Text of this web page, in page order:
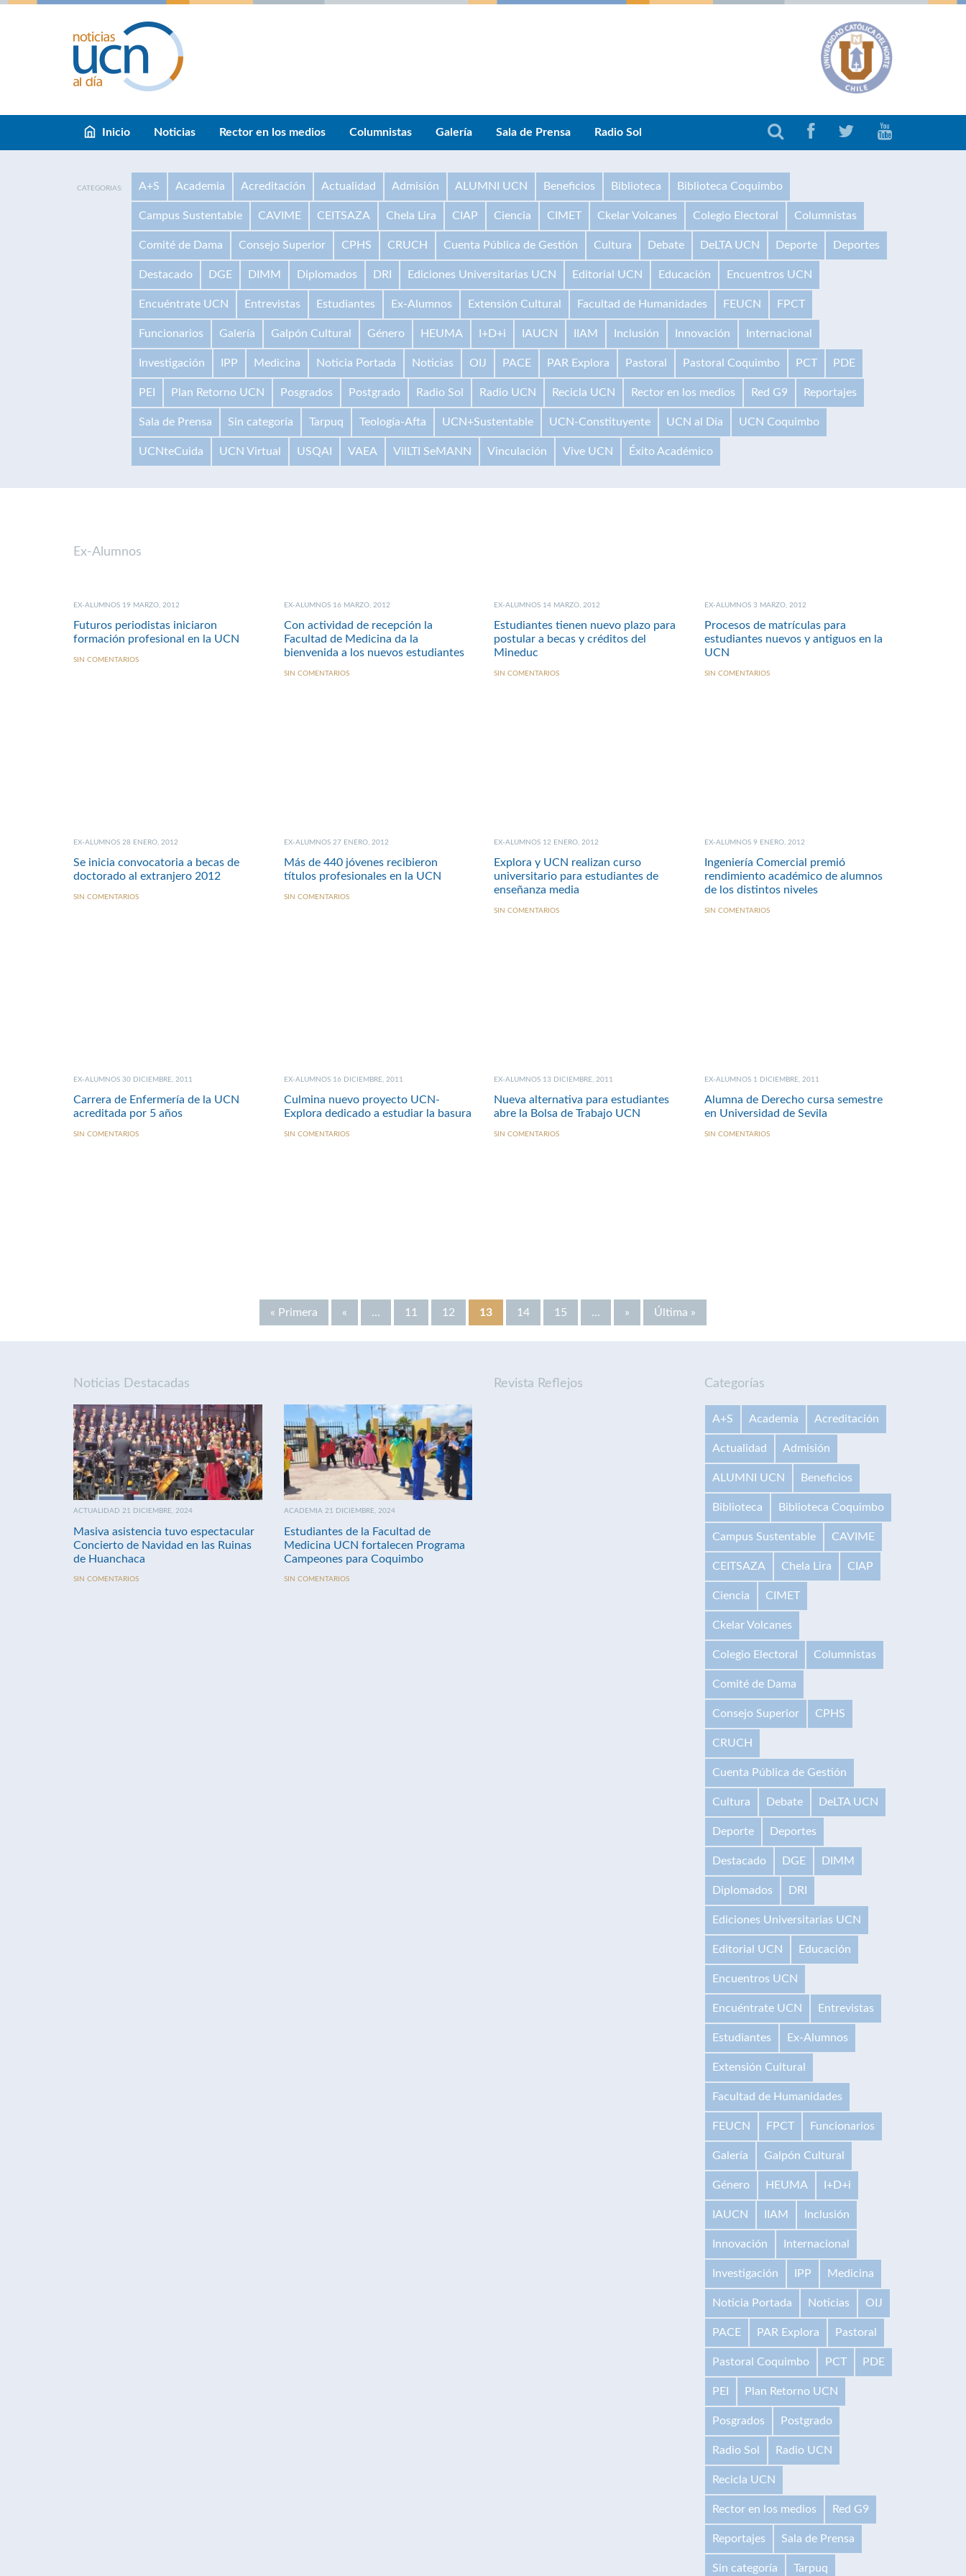
Inicio Noticias Rector en los medios Columnistas Galería Sala de Prensa Radio Sol
CATEGORIAS: A+S Academia Acreditación Actualidad Admisión ALUMNI UCN Beneficios Biblioteca Biblioteca Coquimbo
Campus Sustentable CAVIME CEITSAZA Chela Lira CIAP Ciencia CIMET Ckelar Volcanes Colegio Electoral Columnistas
Comité de Dama Consejo Superior CPHS CRUCH Cuenta Pública de Gestión Cultura Debate DeLTA UCN Deporte Deportes
Destacado DGE DIMM Diplomados DRI Ediciones Universitarias UCN Editorial UCN Educación Encuentros UCN
Encuéntrate UCN Entrevistas Estudiantes Ex-Alumnos Extensión Cultural Facultad de Humanidades FEUCN FPCT
Funcionarios Galería Galpón Cultural Género HEUMA I+D+i IAUCN IIAM Inclusión Innovación Internacional
Investigación IPP Medicina Noticia Portada Noticias OIJ PACE PAR Explora Pastoral Pastoral Coquimbo PCT PDE
PEI Plan Retorno UCN Posgrados Postgrado Radio Sol Radio UCN Recicla UCN Rector en los medios Red G9 Reportajes
Sala de Prensa Sin categoría Tarpuq Teología-Afta UCN+Sustentable UCN-Constituyente UCN al Día UCN Coquimbo
UCNteCuida UCN Virtual USQAI VAEA VilLTI SeMANN Vinculación Vive UCN Éxito Académico
Ex-Alumnos
EX-ALUMNOS 19 MARZO, 2012
Futuros periodistas iniciaron
formación profesional en la UCN
SIN COMENTARIOS
EX-ALUMNOS 16 MARZO, 2012
Con actividad de recepción la
Facultad de Medicina da la
bienvenida a los nuevos estudiantes
SIN COMENTARIOS
EX-ALUMNOS 14 MARZO, 2012
Estudiantes tienen nuevo plazo para
postular a becas y créditos del
Mineduc
SIN COMENTARIOS
EX-ALUMNOS 3 MARZO, 2012
Procesos de matrículas para
estudiantes nuevos y antiguos en la
UCN
SIN COMENTARIOS
EX-ALUMNOS 28 ENERO, 2012
Se inicia convocatoria a becas de
doctorado al extranjero 2012
SIN COMENTARIOS
EX-ALUMNOS 27 ENERO, 2012
Más de 440 jóvenes recibieron
títulos profesionales en la UCN
SIN COMENTARIOS
EX-ALUMNOS 12 ENERO, 2012
Explora y UCN realizan curso
universitario para estudiantes de
enseñanza media
SIN COMENTARIOS
EX-ALUMNOS 9 ENERO, 2012
Ingeniería Comercial premió
rendimiento académico de alumnos
de los distintos niveles
SIN COMENTARIOS
EX-ALUMNOS 30 DICIEMBRE, 2011
Carrera de Enfermería de la UCN
acreditada por 5 años
SIN COMENTARIOS
EX-ALUMNOS 16 DICIEMBRE, 2011
Culmina nuevo proyecto UCN-
Explora dedicado a estudiar la basura
SIN COMENTARIOS
EX-ALUMNOS 13 DICIEMBRE, 2011
Nueva alternativa para estudiantes
abre la Bolsa de Trabajo UCN
SIN COMENTARIOS
EX-ALUMNOS 1 DICIEMBRE, 2011
Alumna de Derecho cursa semestre
en Universidad de Sevila
SIN COMENTARIOS
« Primera « ... 11 12 13 14 15 ... » Última »
Noticias Destacadas
ACTUALIDAD 21 DICIEMBRE, 2024
Masiva asistencia tuvo espectacular
Concierto de Navidad en las Ruinas
de Huanchaca
SIN COMENTARIOS
ACADEMIA 21 DICIEMBRE, 2024
Estudiantes de la Facultad de
Medicina UCN fortalecen Programa
Campeones para Coquimbo
SIN COMENTARIOS
Revista Reflejos Categorías
A+S Academia Acreditación
Actualidad Admisión
ALUMNI UCN Beneficios
Biblioteca Biblioteca Coquimbo
Campus Sustentable CAVIME
CEITSAZA Chela Lira CIAP
Ciencia CIMET
Ckelar Volcanes
Colegio Electoral Columnistas
Comité de Dama
Consejo Superior CPHS
CRUCH
Cuenta Pública de Gestión
Cultura Debate DeLTA UCN
Deporte Deportes
Destacado DGE DIMM
Diplomados DRI
Ediciones Universitarias UCN
Editorial UCN Educación
Encuentros UCN
Encuéntrate UCN Entrevistas
Estudiantes Ex-Alumnos
Extensión Cultural
Facultad de Humanidades
FEUCN FPCT Funcionarios
Galería Galpón Cultural
Género HEUMA I+D+i
IAUCN IIAM Inclusión
Innovación Internacional
Investigación IPP Medicina
Noticia Portada Noticias OIJ
PACE PAR Explora Pastoral
Pastoral Coquimbo PCT PDE
PEI Plan Retorno UCN
Posgrados Postgrado
Radio Sol Radio UCN
Recicla UCN
Rector en los medios Red G9
Reportajes Sala de Prensa
Sin categoría Tarpuq